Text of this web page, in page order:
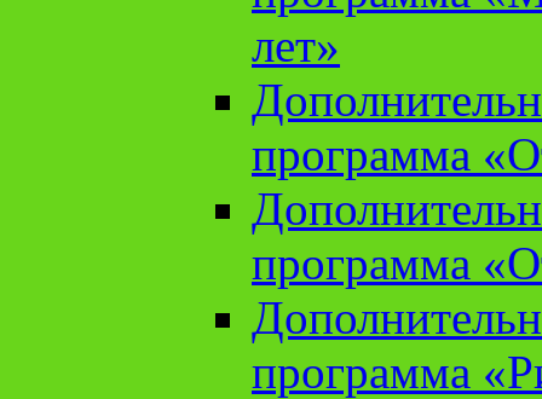
лет»
программа
программа
программа